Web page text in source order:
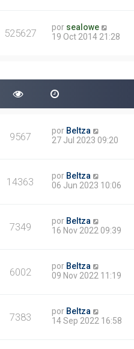
525627 por sealowe
19 Oct 2014 21:28
9567 por Beltza
27 Jul 2023 09:20
14363 por Beltza
06 Jun 2023 10:06
7349 por Beltza
16 Nov 2022 09:39
6002 por Beltza
09 Nov 2022 11:19
7383 por Beltza
14 Sep 2022 16:58